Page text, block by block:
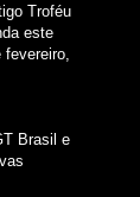
Troféu
este
fevereiro,
Brasil e